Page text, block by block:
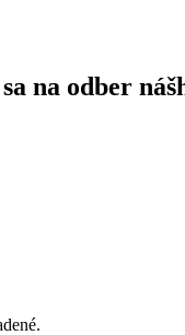
na odber